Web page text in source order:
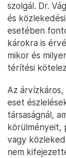
szolgál. Dr.
és
esetében
károkra is
mikor és
térítési
Az
eset
társaságnál,
körülményeit,
vagy
nem